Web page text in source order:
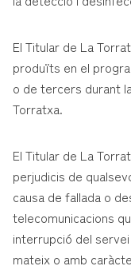
El Titular de La
produïts en el
o de tercers durant
Torratxa.
El Titular de La
perjudicis de
causa de fallada o
telecomunicacions
interrupció del
mateix o amb